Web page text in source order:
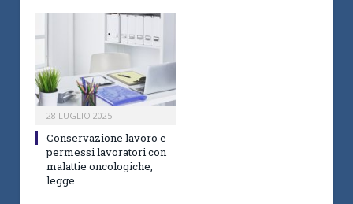
28 LUGLIO 2025
Conservazione lavoro e
permessi lavoratori con
malattie oncologiche,
legge